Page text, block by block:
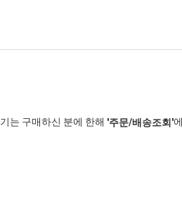
는 구매하신 분에 한해 '주문/배송조회'